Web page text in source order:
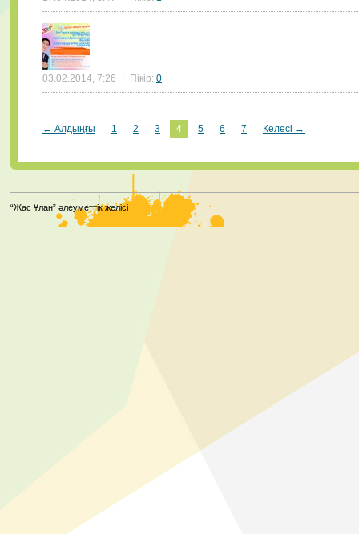
03.02.2014, 7:26 Пікір: 0
← Алдыңғы 1 2 3 4 5 6 7 Келесі →
“Жас Ұлан” әлеуметтік желісі